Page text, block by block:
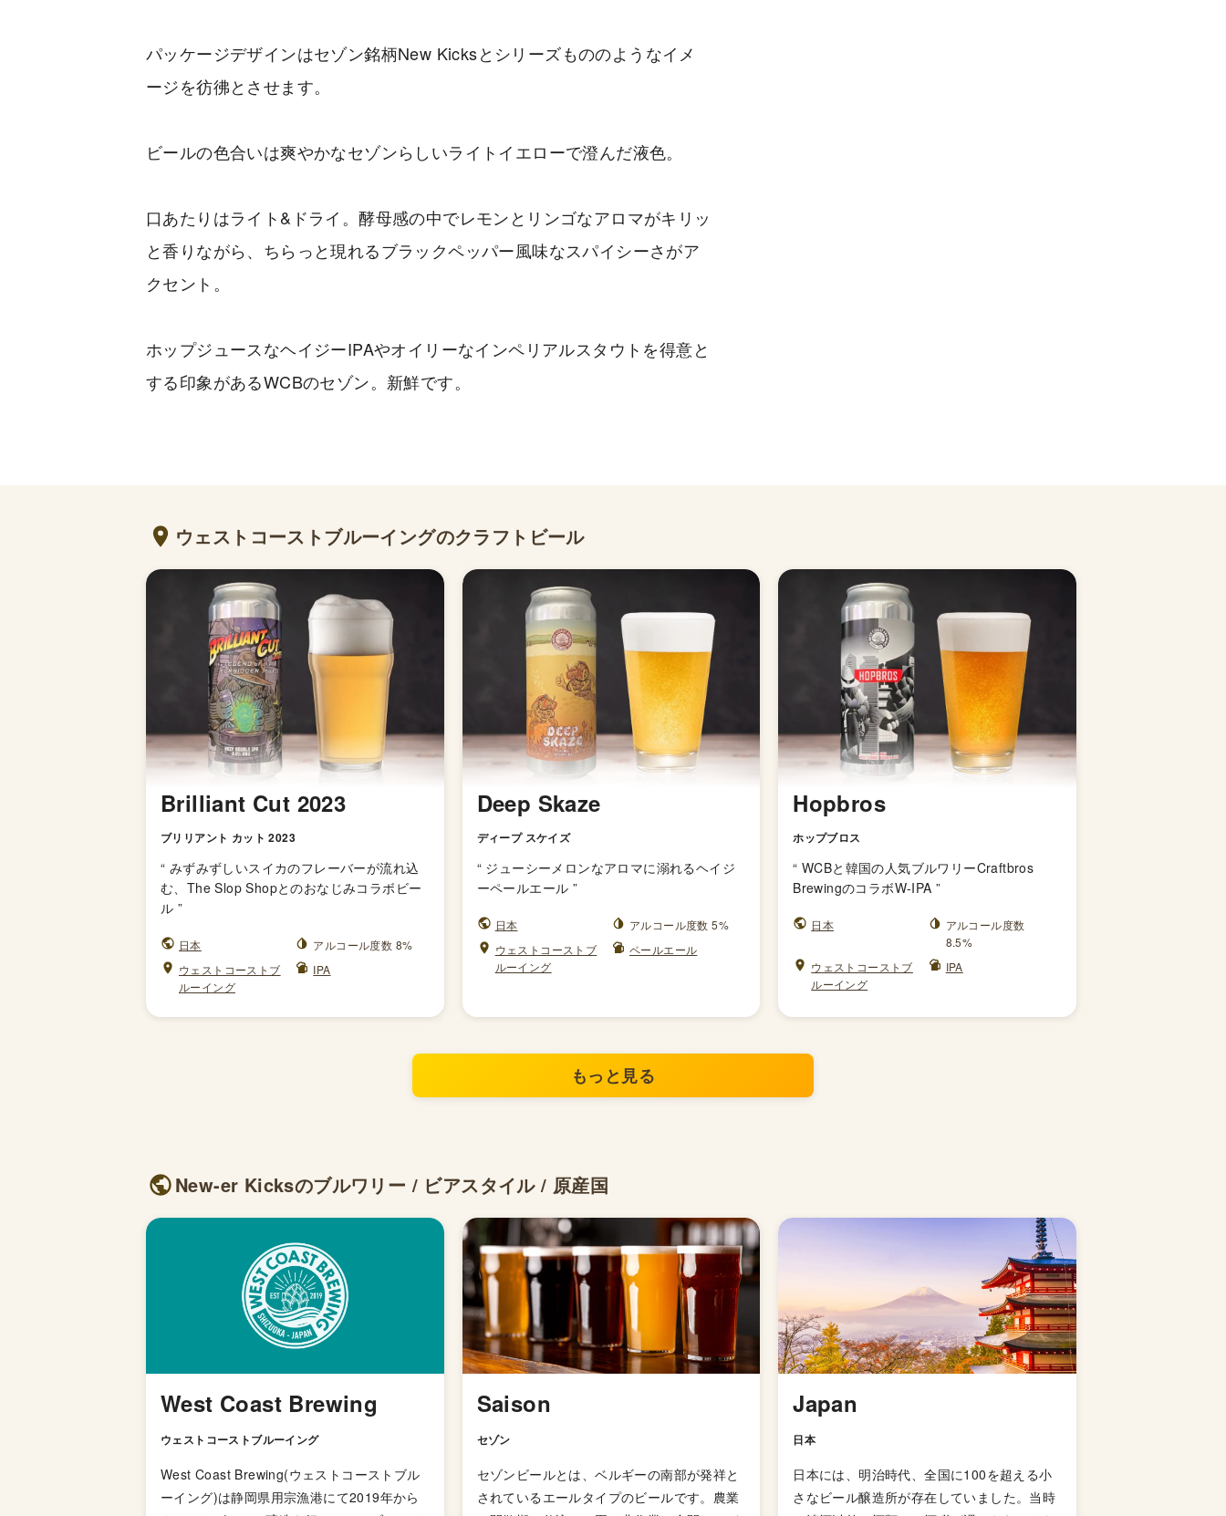
パッケージデザインはセゾン銘柄New Kicksとシリーズもののようなイメ
ージを彷彿とさせます。
ビールの色合いは爽やかなセゾンらしいライトイエローで澄んだ液色。
口あたりはライト&ドライ。酵母感の中でレモンとリンゴなアロマがキリッ
と香りながら、ちらっと現れるブラックペッパー風味なスパイシーさがア
クセント。
ホップジュースなヘイジーIPAやオイリーなインペリアルスタウトを得意と
する印象があるWCBのセゾン。新鮮です。
ウェストコーストブルーイングのクラフトビール
Brilliant Cut 2023
ブリリアント カット 2023
“ みずみずしいスイカのフレーバーが流れ込
む、The Slop Shopとのおなじみコラボビー
ル ”
日本
アルコール度数 8%
ウェストコーストブ
ルーイング
IPA
Deep Skaze
ディープ スケイズ
“ ジューシーメロンなアロマに溺れるヘイジ
ーペールエール ”
日本
アルコール度数 5%
ウェストコーストブ
ルーイング
ペールエール
Hopbros
ホップブロス
“WCBと韓国の人気ブルワリーCraftbros
BrewingのコラボW-IPA ”
日本
アルコール度数
8.5%
ウェストコーストブ
ルーイング
IPA
もっと見る
New-er Kicksのブルワリー / ビアスタイル / 原産国
West Coast Brewing
ウェストコーストブルーイング
West Coast Brewing(ウェストコーストブル
ーイング)は静岡県用宗漁港にて2019年から
Saison
セゾン
セゾンビールとは、ベルギーの南部が発祥と
されているエールタイプのビールです。農業
Japan
日本
日本には、明治時代、全国に100を超える小
さなビール醸造所が存在していました。当時